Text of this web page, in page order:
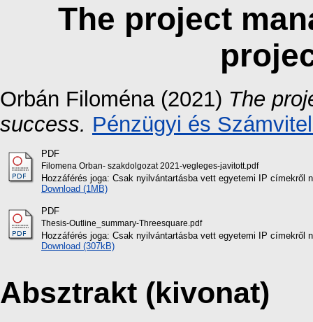
The project
Orbán Filoména (2021) The
success. Pénzügyi és
PDF
Filomena Orban- szakdolgozat 2021-vegleges-javitott.pdf
Hozzáférés joga: Csak nyilvántartásba vett egyetemi IP címekről
Download (1MB)
PDF
Thesis-Outline_summary-Threesquare.pdf
Hozzáférés joga: Csak nyilvántartásba vett egyetemi IP címekről
Download (307kB)
Absztrakt (kivonat)